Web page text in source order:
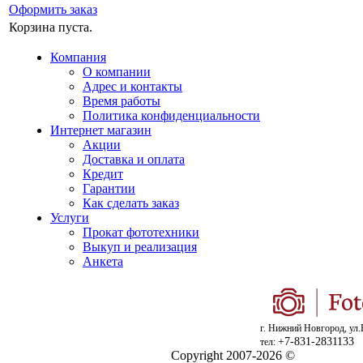
Оформить заказ
Корзина пуста.
Компания
О компании
Адрес и контакты
Время работы
Политика конфиденциальности
Интернет магазин
Акции
Доставка и оплата
Кредит
Гарантии
Как сделать заказ
Услуги
Прокат фототехники
Выкуп и реализация
Анкета
г. Нижний Новгород,
тел: +7-831-2831133
Copyright 2007-2026 ©